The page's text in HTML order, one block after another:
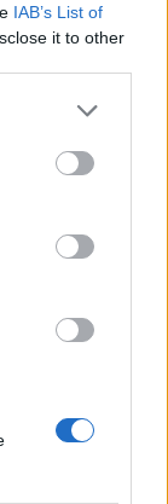
IAB’s List of
it to other
διαδοχική
ευρώ.